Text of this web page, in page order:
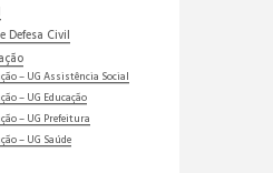
Defesa Civil
– UG Assistência Social
– UG Educação
– UG Prefeitura
– UG Saúde